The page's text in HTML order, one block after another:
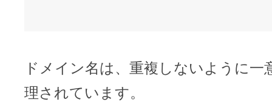
ドメイン名は、重複しないように一
理されています。